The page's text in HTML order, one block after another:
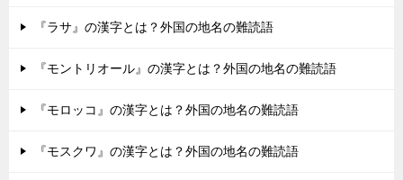
『ラサ』の漢字とは？外国の地名の難読語
『モントリオール』の漢字とは？外国の地名の難読語
『モロッコ』の漢字とは？外国の地名の難読語
『モスクワ』の漢字とは？外国の地名の難読語